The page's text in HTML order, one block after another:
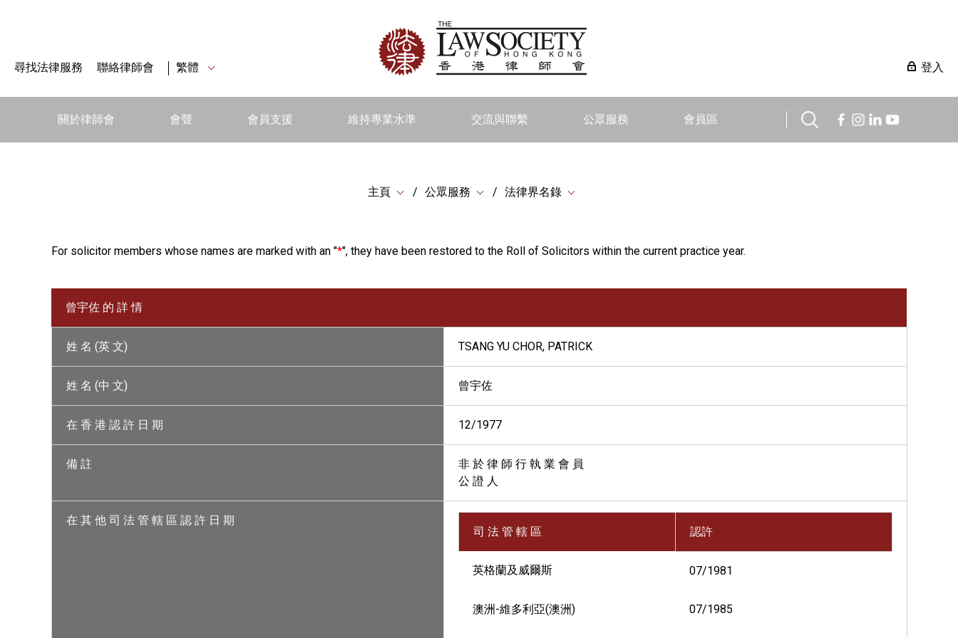
尋找法律服務 聯絡律師會 繁體 登入
關於律師會 會聲 會員支援 維持專業水準 交流與聯繫 公眾服務 會員區
主頁 公眾服務 法律界名錄
For solicitor members whose names are marked with an "*", they have been restored to the Roll of Solicitors within the current practice year.
曾宇佐 的 詳 情
姓 名 (英 文) TSANG YU CHOR, PATRICK
姓 名 (中 文) 曾宇佐
在 香 港 認 許 日 期 12/1977
備 註
非 於 律 師 行 執 業 會 員
公 證 人
在 其 他 司 法 管 轄 區 認 許 日 期
司 法 管 轄 區
認許
英格蘭及威爾斯 07/1981
澳洲-維多利亞(澳洲) 07/1985